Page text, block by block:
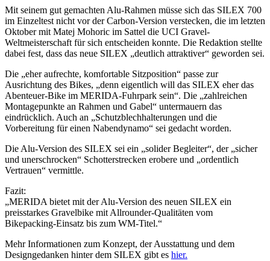
Mit seinem gut gemachten Alu-Rahmen müsse sich das SILEX 700
im Einzeltest nicht vor der Carbon-Version verstecken, die im letzten
Oktober mit Matej Mohoric im Sattel die UCI Gravel-
Weltmeisterschaft für sich entscheiden konnte. Die Redaktion stellte
dabei fest, dass das neue SILEX „deutlich attraktiver“ geworden sei.
Die „eher aufrechte, komfortable Sitzposition“ passe zur
Ausrichtung des Bikes, „denn eigentlich will das SILEX eher das
Abenteuer-Bike im MERIDA-Fuhrpark sein“. Die „zahlreichen
Montagepunkte an Rahmen und Gabel“ untermauern das
eindrücklich. Auch an „Schutzblechhalterungen und die
Vorbereitung für einen Nabendynamo“ sei gedacht worden.
Die Alu-Version des SILEX sei ein „solider Begleiter“, der „sicher
und unerschrocken“ Schotterstrecken erobere und „ordentlich
Vertrauen“ vermittle.
Fazit:
„MERIDA bietet mit der Alu-Version des neuen SILEX ein
preisstarkes Gravelbike mit Allrounder-Qualitäten vom
Bikepacking-Einsatz bis zum WM-Titel.“
Mehr Informationen zum Konzept, der Ausstattung und dem
Designgedanken hinter dem SILEX gibt es hier.